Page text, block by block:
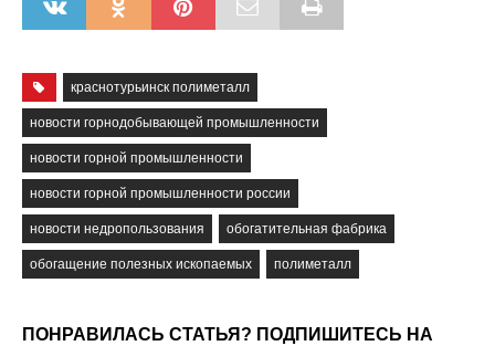
краснотурьинск полиметалл
новости горнодобывающей промышленности
новости горной промышленности
новости горной промышленности россии
новости недропользования обогатительная фабрика
обогащение полезных ископаемых полиметалл
ПОНРАВИЛАСЬ СТАТЬЯ? ПОДПИШИТЕСЬ НА